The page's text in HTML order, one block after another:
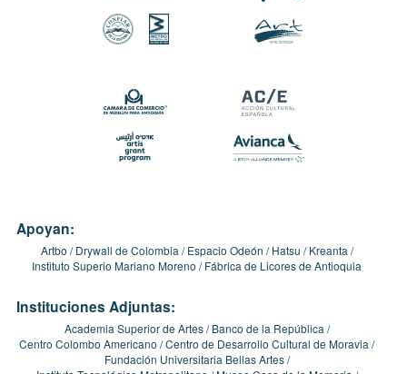
Apoyan:
Artbo Drywall de Colombia Espacio Odeón Hatsu
Kreanta
Instituto Superio Mariano Moreno
Fábrica de Licores de Antioquia
Instituciones Adjuntas:
Academia Superior de Artes
Banco de la República
Centro Colombo Americano Centro de Desarrollo Cultural de Moravia
Fundación Universitaria Bellas Artes